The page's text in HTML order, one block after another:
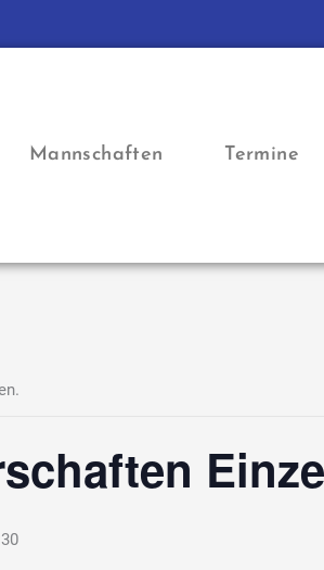
Mannschaften Termine